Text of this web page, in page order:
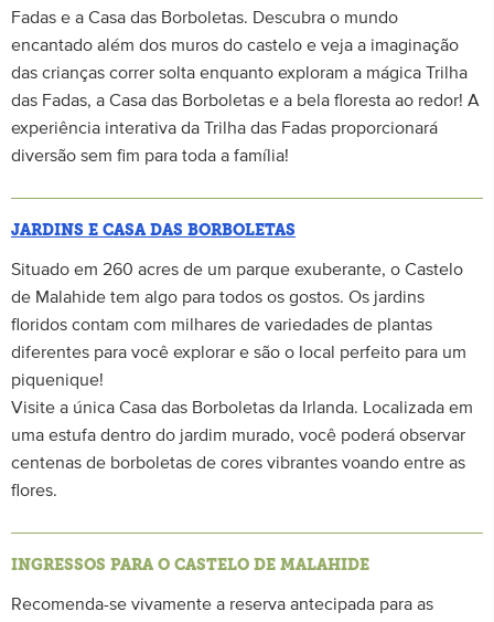
Fadas e a Casa das Borboletas. Descubra o mundo
encantado além dos muros do castelo e veja a imaginação
das crianças correr solta enquanto exploram a mágica Trilha
das Fadas, a Casa das Borboletas e a bela floresta ao redor! A
experiência interativa da Trilha das Fadas proporcionará
diversão sem fim para toda a família!
JARDINS E CASA DAS BORBOLETAS
Situado em 260 acres de um parque exuberante, o Castelo
de Malahide tem algo para todos os gostos. Os jardins
floridos contam com milhares de variedades de plantas
diferentes para você explorar e são o local perfeito para um
piquenique!
Visite a única Casa das Borboletas da Irlanda. Localizada em
uma estufa dentro do jardim murado, você poderá observar
centenas de borboletas de cores vibrantes voando entre as
flores.
INGRESSOS PARA O CASTELO DE MALAHIDE
Recomenda-se vivamente a reserva antecipada para as